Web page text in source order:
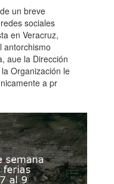
un breve
sociales
en Veracruz,
antorchismo
aue la Dirección
Organización le
a pr